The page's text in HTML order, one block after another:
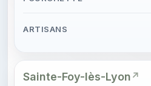
Sainte-Foy-lès-Lyon